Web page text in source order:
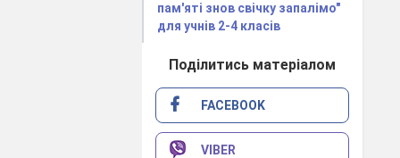
пам'яті знов свічку запалімо"
для учнів 2-4 класів
Поділитись матеріалом
FACEBOOK
VIBER